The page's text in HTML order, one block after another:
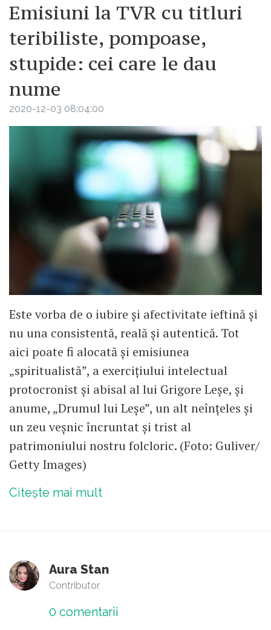
Emisiuni la TVR cu titluri
teribiliste, pompoase,
stupide: cei care le dau
nume
2020-12-03 08:04:00
Este vorba de o iubire și afectivitate ieftină și
nu una consistentă, reală și autentică. Tot
aici poate fi alocată și emisiunea
„spiritualistă”, a exercițiului intelectual
protocronist și abisal al lui Grigore Leșe, și
anume, „Drumul lui Leșe”, un alt neînțeles și
un zeu veșnic încruntat și trist al
patrimoniului nostru folcloric. (Foto: Guliver/
Getty Images)
Citește mai mult
Aura Stan
Contributor
0 comentarii